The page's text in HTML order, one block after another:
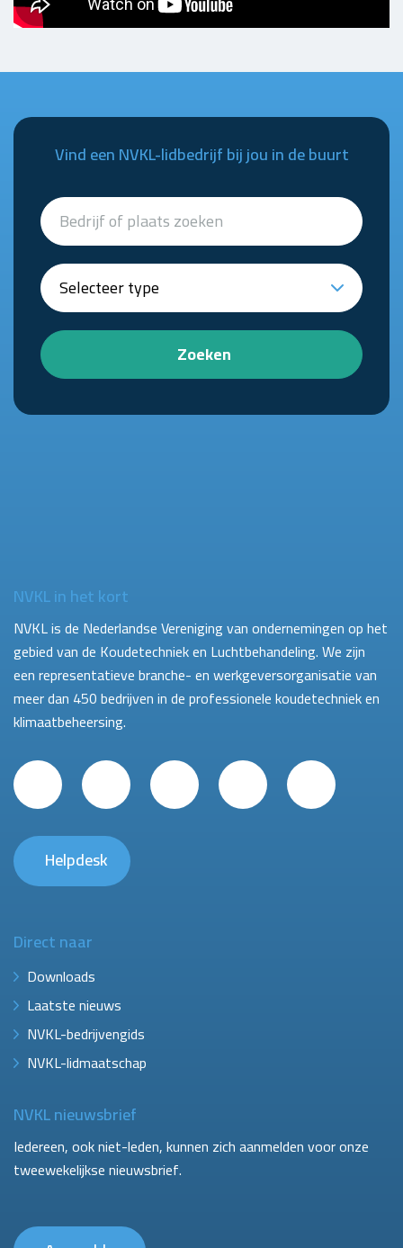
Vind een NVKL-lidbedrijf bij jou in de buurt
Zoeken
NVKL in het kort
NVKL is de Nederlandse Vereniging van ondernemingen op het
gebied van de Koudetechniek en Luchtbehandeling. We zijn
een representatieve branche- en werkgeversorganisatie van
meer dan 450 bedrijven in de professionele koudetechniek en
klimaatbeheersing.
Helpdesk
Direct naar
Downloads
Laatste nieuws
NVKL-bedrijvengids
NVKL-lidmaatschap
NVKL nieuwsbrief
Iedereen, ook niet-leden, kunnen zich aanmelden voor onze
tweewekelijkse nieuwsbrief.